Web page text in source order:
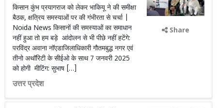
किसान कुंभ प्रयागराज को लेकर भाकियू ने की समीक्षा
बैठक, क्षत्रिय समस्याओं पर की गंभीरता से चर्चा |
Noida News किसानों की समस्याओं का समाधान
नहीं हुआ तो हम बड़े आंदोलन से भी पीछे नहीं हटेंगे:
परविंद्र अवाना नॉएडाजिलाधिकारी गौतमबुद्ध नगर एवं
तीनो अथॉरिटी के सीईओ के साथ 7 जनवरी 2025
को होगी मीटिंग: सुभाष […]
उत्तर प्रदेश
Share